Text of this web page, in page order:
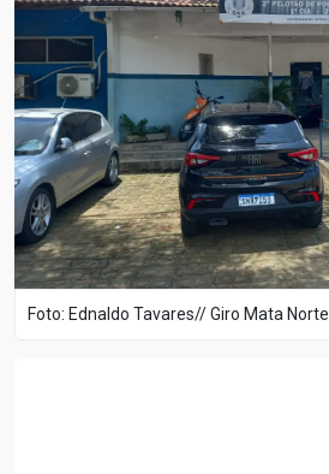
Foto: Ednaldo Tavares// Giro Mata Norte